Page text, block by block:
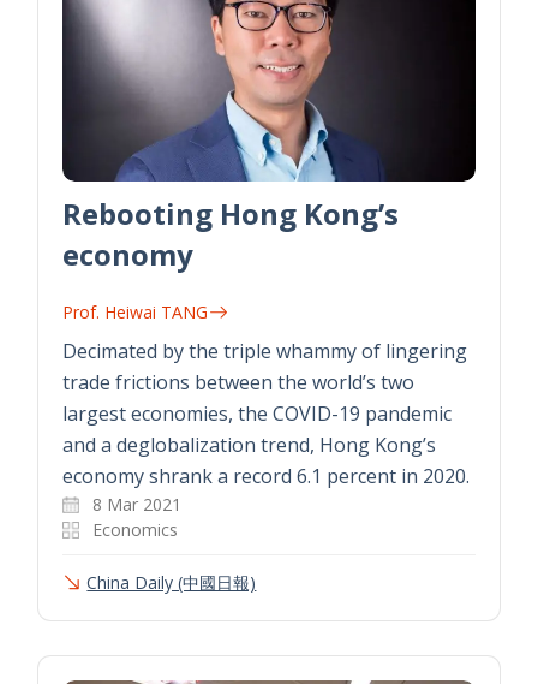
Rebooting Hong Kong’s
economy
Prof. Heiwai TANG
Decimated by the triple whammy of lingering
trade frictions between the world’s two
largest economies, the COVID-19 pandemic
and a deglobalization trend, Hong Kong’s
economy shrank a record 6.1 percent in 2020.
8 Mar 2021
Economics
China Daily (中國日報)